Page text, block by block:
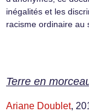
inégalités et les
racisme ordinaire au
Terre en
Ariane Doublet,